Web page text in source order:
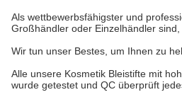
Als wettbewerbsfähigster und
Großhändler oder Einzelhändler
Wir tun unser Bestes, um Ihnen zu
Alle unsere Kosmetik Bleistifte mit
wurde getestet und QC überprüft